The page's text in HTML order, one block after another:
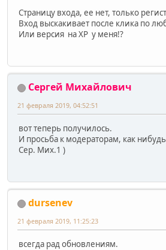
Страницу входа, ее нет, только
Вход выскакивает после клика по
Или версия на ХР у меня!?
Сергей Михайлович
21 февраля 2019, 04:52:51
вот теперь получилось.
И просьба к модераторам, как
Сер. Мих.1 )
dursenev
21 февраля 2019, 11:25:23
всегда рад обновлениям.